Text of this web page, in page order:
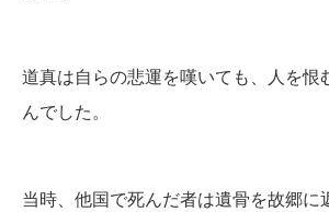
道真は自らの悲運を嘆いても、人を恨
んでした。
当時、他国で死んだ者は遺骨を故郷に